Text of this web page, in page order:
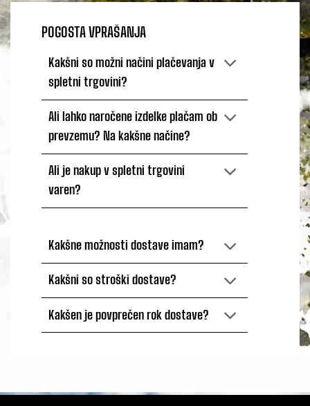
POGOSTA VPRAŠANJA
Kakšni so možni načini plačevanja v
spletni trgovini?
Ali lahko naročene izdelke plačam ob
prevzemu? Na kakšne načine?
Ali je nakup v spletni trgovini
varen?
Kakšne možnosti dostave imam?
Kakšni so stroški dostave?
Kakšen je povprečen rok dostave?